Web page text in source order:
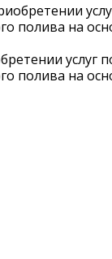
полива на
услуг
полива на